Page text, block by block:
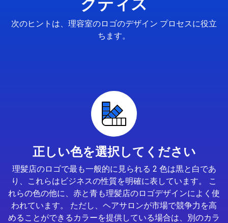
次のヒントは、理容室のロゴのデザイン プロセスに役立
ちます。
正しい色を選択してください
理髪店のロゴで最も一般的に見られる 2 色は黒と白であ
り、これらはビジネスの性質を明確に表しています。 こ
れらの色の他に、赤と青も理髪店のロゴデザインによく使
われています。 ただし、ヘアサロンが市場で競争力を高
めることができるカラーを提供している場合は、別のカラ